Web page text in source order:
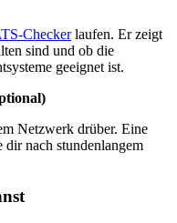
Checkerlaufen. Er zeigt
sind und ob die
geeignet ist.
Netzwerk drüber. Eine
nach stundenlangem